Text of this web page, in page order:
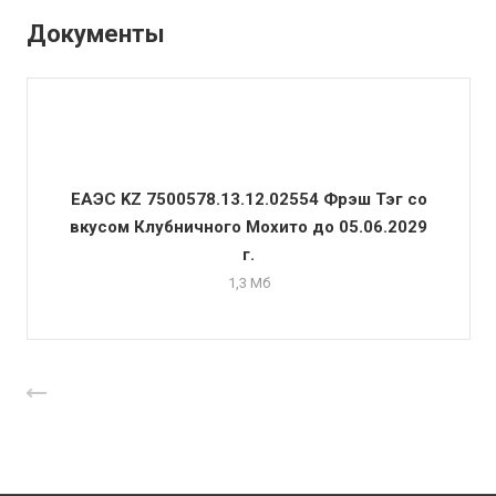
Документы
ЕАЭС KZ 7500578.13.12.02554 Фрэш Тэг со
вкусом Клубничного Мохито до 05.06.2029
г.
1,3 Мб